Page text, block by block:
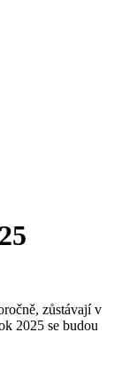
zůstávají v
2025 se budou